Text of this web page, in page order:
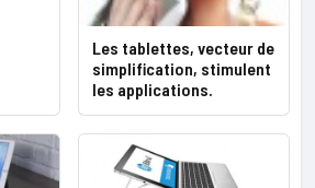
Les tablettes, vecteur de
simplification, stimulent
les applications.